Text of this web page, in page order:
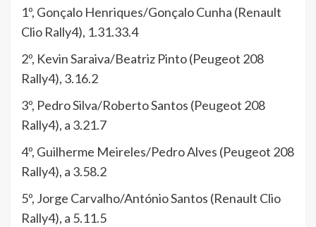
1º, Gonçalo Henriques/Gonçalo Cunha (Renault
Clio Rally4), 1.31.33.4
2º, Kevin Saraiva/Beatriz Pinto (Peugeot 208
Rally4), 3.16.2
3º, Pedro Silva/Roberto Santos (Peugeot 208
Rally4), a 3.21.7
4º, Guilherme Meireles/Pedro Alves (Peugeot 208
Rally4), a 3.58.2
5º, Jorge Carvalho/António Santos (Renault Clio
Rally4), a 5.11.5